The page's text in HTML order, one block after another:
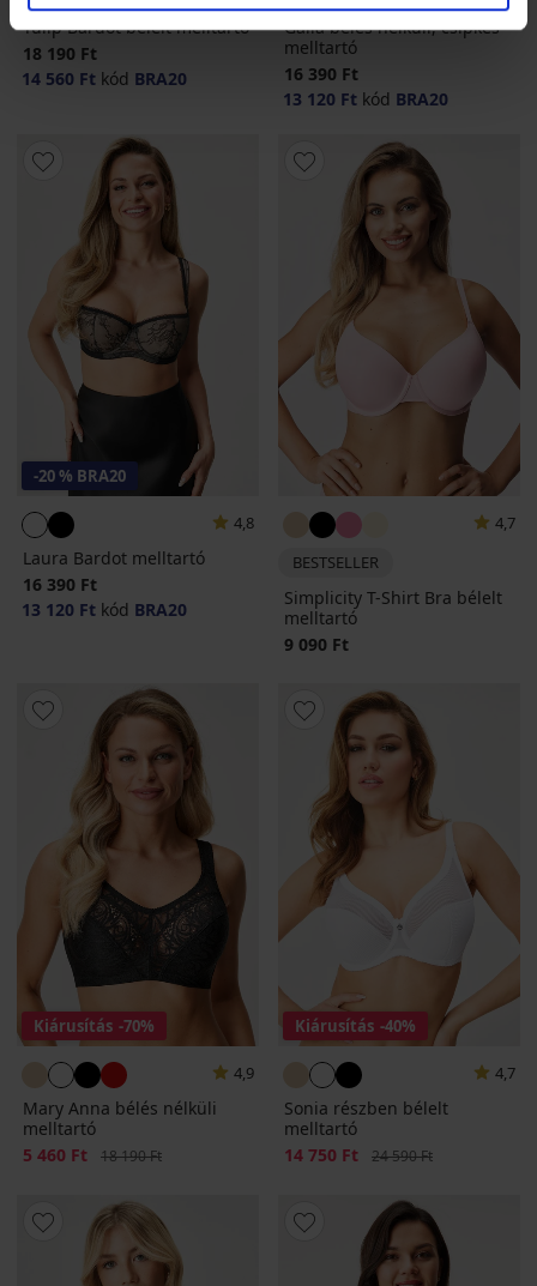
Tulip Bardot bélelt melltartó
18 190 Ft
14 560 Ft kód BRA20
Galla bélés nélküli, csipkés
melltartó
16 390 Ft
13 120 Ft kód BRA20
-20 % BRA20
4,8
Laura Bardot melltartó
16 390 Ft
13 120 Ft kód BRA20
4,7
BESTSELLER
Simplicity T-Shirt Bra bélelt
melltartó
9 090 Ft
Kiárusítás -70%
4,9
Mary Anna bélés nélküli
melltartó
Kedvezmény
5 460 Ft Eredeti ár
18 190 Ft
Kiárusítás -40%
4,7
Sonia részben bélelt
melltartó
Kedvezmény
14 750 Ft Eredeti ár
24 590 Ft